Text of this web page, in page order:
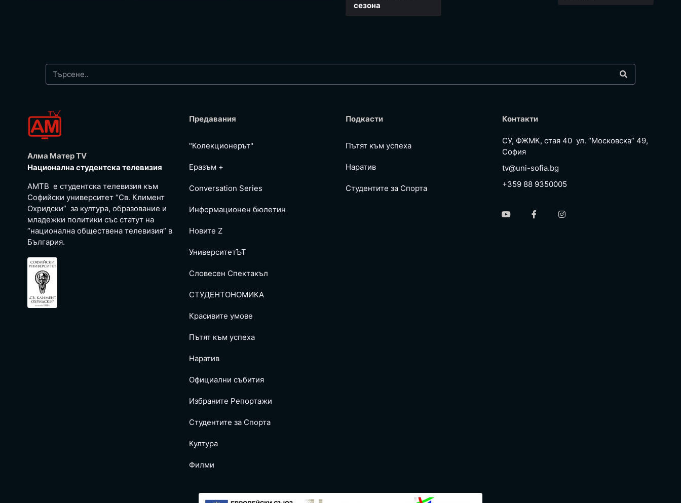
сезона
Алма Матер TV
Национална студентска телевизия
АМТВ е студентска телевизия към
Софийски университет “Св. Климент
Охридски” за култура, образование и
младежки политики със статут на
“национална обществена телевизия” в
България.
Предавания
"Колекционерът"
Еразъм +
Conversation Series
Информационен бюлетин
Новите Z
УниверситетЪТ
Словесен Спектакъл
СТУДЕНТОНОМИКА
Красивите умове
Пътят към успеха
Наратив
Официални събития
Избраните Репoртажи
Студентите за Спортa
Култура
Филми
Подкасти
Пътят към успеха
Наратив
Студентите за Спортa
Контакти
СУ, ФЖМК, стая 40 ул. “Московска” 49,
София
tv@uni-sofia.bg
+359 88 9350005